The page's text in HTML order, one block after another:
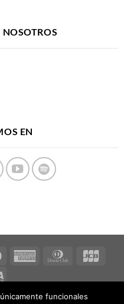
EN
funcionales